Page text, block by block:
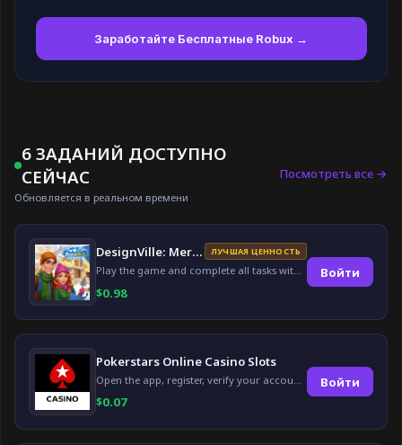
Заработайте Бесплатные Robux →
6 ЗАДАНИЙ ДОСТУПНО
СЕЙЧАС
Обновляется в реальном времени
Посмотреть все →
DesignVille: Merge & Design ЛУЧШАЯ ЦЕННОСТЬ
$0.98
Войти
Pokerstars Online Casino Slots
$0.07
Войти